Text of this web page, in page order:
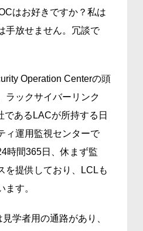
はお好きですか？私は
手放せません。冗談で
Operation Centerの頭
ラックサイバーリンク
であるLACが所持する日
ィ運用監視センターで
時間365日、休まず監
を提供しており、LCLも
す。
学者用の通路があり、